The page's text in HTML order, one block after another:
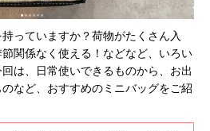
っていますか？荷物がたくさん入
関係なく使える！などなど、いろい
は、日常使いできるものから、お出
など、おすすめのミニバッグをご紹